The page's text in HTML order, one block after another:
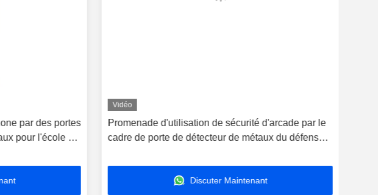
par des portes
pour l'école ou
Vidéo
Promenade d'utilisation de sécurité d'arcade par le
cadre de porte de détecteur de métaux du défenseur
Discuter Maintenant